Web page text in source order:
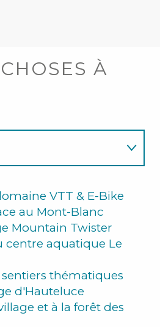
À
VTT & E-Bike
au Mont-Blanc
Mountain Twister
centre aquatique Le
thématiques
d'Hauteluce
et à la forêt des